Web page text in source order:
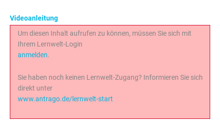
Videoanleitung
Um diesen Inhalt aufrufen zu können, müssen Sie sich mit
Ihrem Lernwelt-Login
anmelden.
Sie haben noch keinen Lernwelt-Zugang? Informieren Sie sich
direkt unter
www.antrago.de/lernwelt-start